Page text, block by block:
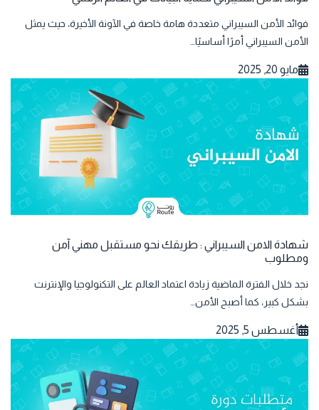
فوائد الأمن السيبراني متعددة هامة خاصة في الآونة الأخيرة، حيث يمثل
الأمن السيبراني أمرًا أساسيًا…
مايو 20, 2025
شهادة الامن السيبراني : طريقك نحو مستقبل مهني آمن
ومطلوب
نجد خلال الفترة الماضية زيادة اعتماد العالم على التكنولوجيا والإنترنت
بشكل كبير، كما أصبح الأمن…
أغسطس 5, 2025